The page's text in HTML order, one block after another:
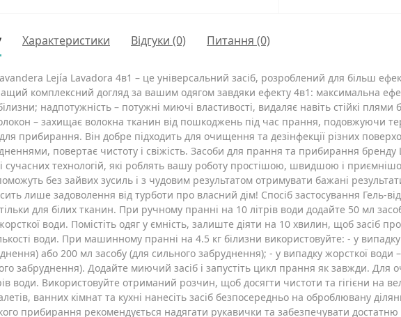
Характеристики Відгуки (0) Питання (0)
Lejía Lavadora 4в1 – це універсальний засіб, розроблений для більш
комплексний догляд за вашим одягом завдяки ефекту 4в1: максимальна
надпотужність – потужні миючі властивості, видаляє навіть стійкі плями
– захищає волокна тканин від пошкоджень під час прання, подовжуючи
прибирання. Він добре підходить для очищення та дезінфекції різних
повертає чистоту і свіжість. Засоби для прання та прибирання
сучасних технологій, які роблять вашу роботу простішою, швидшою і
без зайвих зусиль і з чудовим результатом отримувати бажані
лише задоволення від турботи про власний дім! Спосіб застосування Гель-
для білих тканин. При ручному пранні на 10 літрів води додайте 50 мл
води. Помістіть одяг у ємність, залиште діяти на 10 хвилин, щоб засіб
води. При машинному пранні на 4.5 кг білизни використовуйте: - у
або 200 мл засобу (для сильного забруднення); - у випадку жорсткої
забруднення). Додайте миючий засіб і запустіть цикл прання як завжди. Для
води. Використовуйте отриманий розчин, щоб досягти чистоти та гігієни на
ванних кімнат та кухні нанесіть засіб безпосередньо на оброблювану
прибирання рекомендується надягати рукавички та забезпечувати достатню